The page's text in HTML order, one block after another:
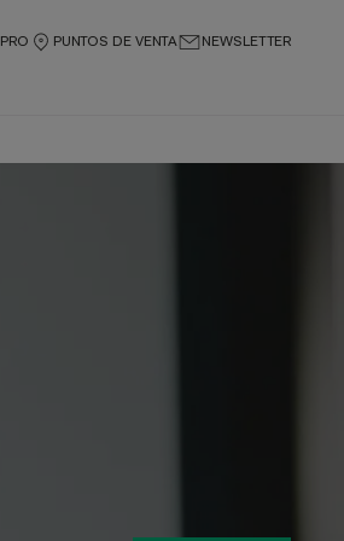
PRO PUNTOS DE VENTA NEWSLETTER